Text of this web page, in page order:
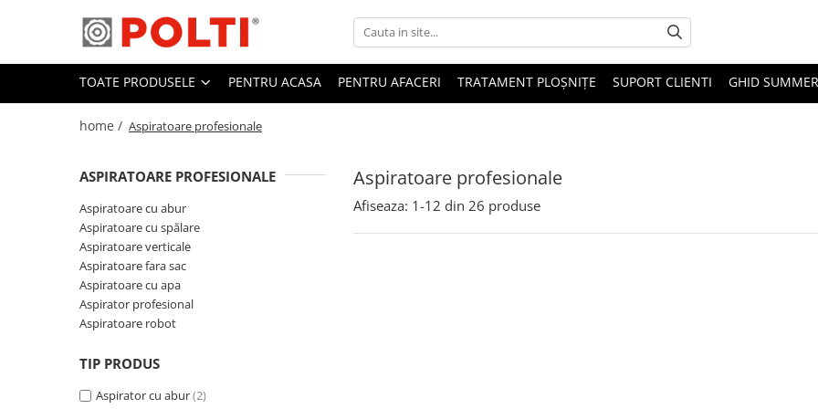
Aspiratoare profesionale
Aspiratoare cu spălare
Aspiratoare verticale
Aspiratoare fara sac
Aspiratoare cu apa
Aspirator profesional
Aspiratoare robot
Aparate de calcat vertical
Mese de calcat profesionale
TOATE PRODUSELE PENTRU ACASA PENTRU AFACERI TRATAMENT PLOȘNIȚE SUPORT CLIENTI GHID
home / Aspiratoare profesionale
Aspiratoare profesionale
ASPIRATOARE PROFESIONALE
Aspiratoare cu abur
Aspiratoare cu spălare
Aspiratoare verticale
Aspiratoare fara sac
Aspiratoare cu apa
Aspirator profesional
Aspiratoare robot
TIP PRODUS
Aspirator cu abur(2)
Afiseaza: 1-12 din 26 produse